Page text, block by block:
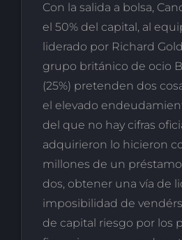
Con la salida a bolsa,
el 50% del capital, al
liderado por Richard
grupo británico de ocio
(25%) pretenden dos
el elevado
del que no hay cifras
adquirieron lo hicieron
millones de un
dos, obtener una vía de
imposibilidad de
de capital riesgo por los